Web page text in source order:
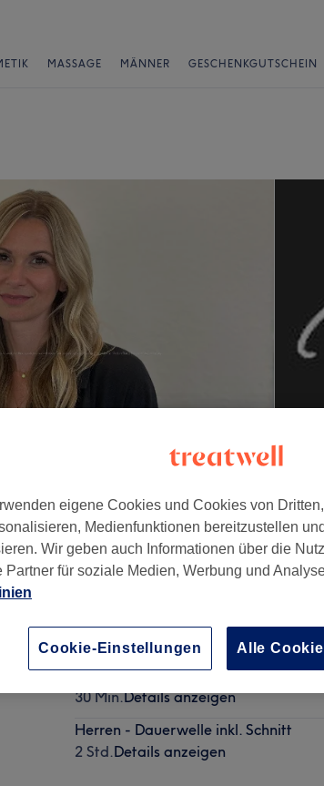
MASSAGE MÄNNER GESCHENKGUTSCHEIN
30 Min.Details anzeigen
Maschinen-Schnitt (inkl. waschen/
30 Min.Details anzeigen
Herren - Dauerwelle inkl. Schnitt
2 Std.Details anzeigen
eigene Cookies und Cookies von
Medienfunktionen bereitzustellen
Wir geben auch Informationen über die
Partner für soziale Medien, Werbung und
Cookie-Einstellungen Alle